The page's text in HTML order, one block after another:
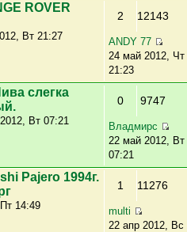
ROVER
Вт 21:27
2 12143
ANDY 77
24 май 2012, Чт
21:23
слегка
Вт 07:21
0 9747
Владмирс
22 май 2012, Вт
07:21
Pajero 1994г.
14:49
1 11276
multi
22 апр 2012, Вс